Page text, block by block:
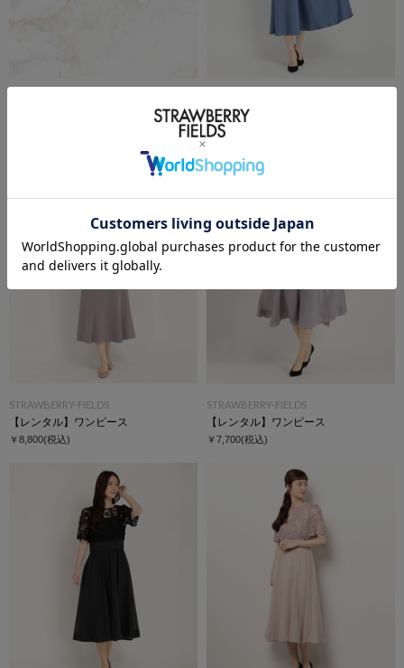
【レンタル】ドレス
￥7,700
STRAWBERRY-FIELDS
【レンタル】ワンピース
￥8,800(税込)
STRAWBERRY-FIELDS
【レンタル】ワンピース
￥7,700(税込)